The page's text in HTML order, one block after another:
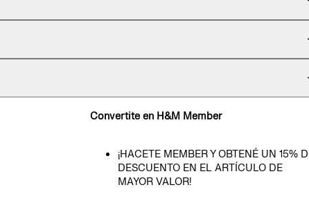
Convertite en H&M Member
¡HACETE MEMBER Y OBTENÉ UN 15%
DESCUENTO EN EL ARTÍCULO DE
MAYOR VALOR!